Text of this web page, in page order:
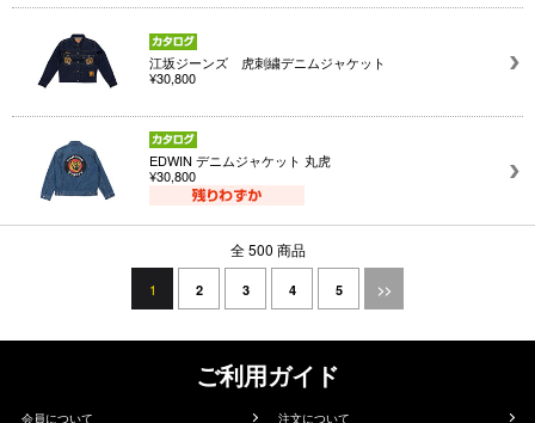
江坂ジーンズ 虎刺繍デニムジャケット
¥30,800
EDWIN デニムジャケット 丸虎
¥30,800
全 500 商品
1 2 3 4 5 >>
ご利用ガイド
会員について 注文について